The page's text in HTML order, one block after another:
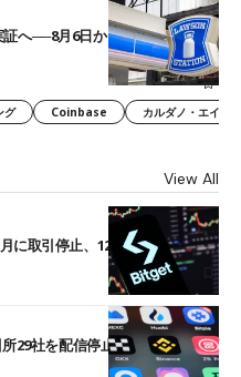
へ──8月6日からJPYCやUSDC対
グ Coinbase カルダノ・エイ
View All
取引停止、12月末に強制決済
29社を配信停止──OKXやバイビ